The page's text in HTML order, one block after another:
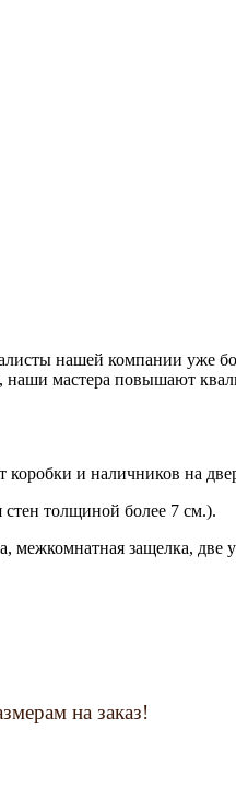
нашей компании уже
мастера повышают
и наличников на
толщиной более 7 см.).
межкомнатная защелка, две
на заказ!